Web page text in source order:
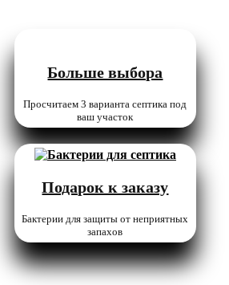
Больше выбора
Просчитаем 3 варианта септика под
ваш участок
Подарок к заказу
Бактерии для защиты от неприятных
запахов